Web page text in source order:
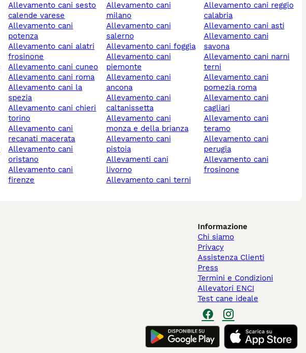
allevamento cani sesto
calende varese
allevamento cani
potenza
allevamento cani alatri
frosinone
allevamento cani cuneo
allevamento cani roma
allevamento cani la
spezia
allevamento cani chieri
torino
allevamento cani
recanati macerata
allevamento cani
oristano
allevamento cani
firenze
allevamento cani
milano
allevamento cani
salerno
allevamento cani foggia
allevamento cani
piemonte
allevamento cani
ancona
allevamento cani
caltanissetta
allevamento cani
monza e della brianza
allevamento cani
pistoia
allevamenti cani
livorno
allevamento cani terni
allevamento cani reggio
calabria
allevamento cani asti
allevamento cani
savona
allevamento cani narni
terni
allevamento cani
pomezia roma
allevamento cani
cagliari
allevamento cani
teramo
allevamento cani
perugia
allevamento cani
frosinone
Informazione
Chi siamo
Privacy
Assistenza Clienti
Press
Termini e Condizioni
Allevatori ENCI
Test cane ideale